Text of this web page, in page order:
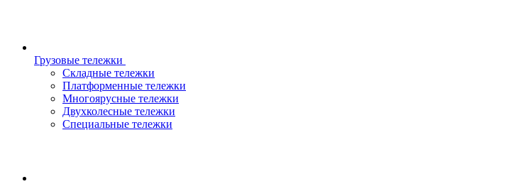
Грузовые тележки
Складные тележки
Платформенные тележки
Многоярусные тележки
Двухколесные тележки
Специальные тележки